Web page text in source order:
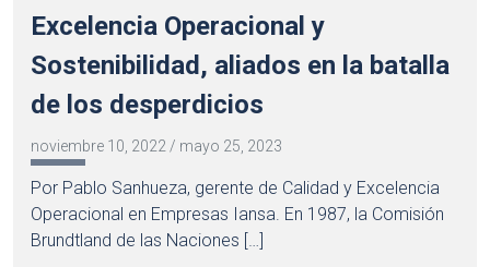
Excelencia Operacional y
Sostenibilidad, aliados en la batalla
de los desperdicios
noviembre 10, 2022 / mayo 25, 2023
Por Pablo Sanhueza, gerente de Calidad y Excelencia
Operacional en Empresas Iansa. En 1987, la Comisión
Brundtland de las Naciones […]